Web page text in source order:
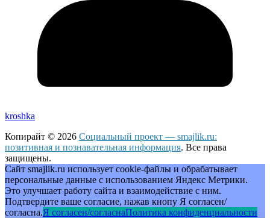
kroshka
Копирайт © 2026 Социальный проект — smajlik.ru:
позитивная и познавательная информация. Все права
защищены.
Сайт smajlik.ru использует cookie-файлы и обрабатывает
персональные данные с использованием Яндекс Метрики.
Это улучшает работу сайта и взаимодействие с ним.
Подтвердите ваше согласие, нажав кнопу Я согласен/
согласна.Я согласен/согласнаПолитика конфиденциальности